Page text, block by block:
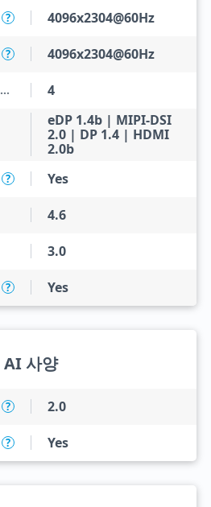
? 4096x2304@60Hz
? 4096x2304@60Hz
Number of Displays Supported 4
eDP 1.4b | MIPI-DSI
2.0 | DP 1.4 | HDMI
2.0b
? Yes
4.6
3.0
? Yes
AI 사양
? 2.0
? Yes